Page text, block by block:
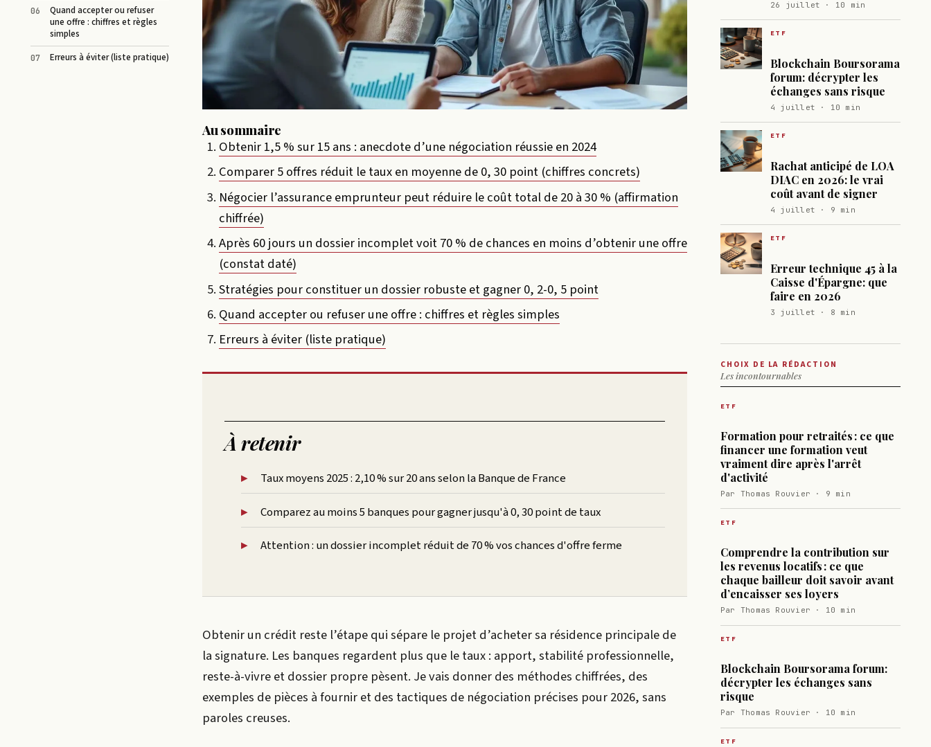
Quand accepter ou refuser
une offre : chiffres et règles
simples
Erreurs à éviter (liste pratique)
Au sommaire
Obtenir 1,5 % sur 15 ans : anecdote d’une négociation réussie en 2024
Comparer 5 offres réduit le taux en moyenne de 0, 30 point (chiffres concrets)
Négocier l’assurance emprunteur peut réduire le coût total de 20 à 30 % (affirmation
chiffrée)
Après 60 jours un dossier incomplet voit 70 % de chances en moins d’obtenir une offre
(constat daté)
Stratégies pour constituer un dossier robuste et gagner 0, 2-0, 5 point
Quand accepter ou refuser une offre : chiffres et règles simples
Erreurs à éviter (liste pratique)
À retenir
Taux moyens 2025 : 2,10 % sur 20 ans selon la Banque de France
Comparez au moins 5 banques pour gagner jusqu'à 0, 30 point de taux
Attention : un dossier incomplet réduit de 70 % vos chances d'offre ferme
Obtenir un crédit reste l’étape qui sépare le projet d’acheter sa résidence principale de
la signature. Les banques regardent plus que le taux : apport, stabilité professionnelle,
reste-à-vivre et dossier propre pèsent. Je vais donner des méthodes chiffrées, des
exemples de pièces à fournir et des tactiques de négociation précises pour 2026, sans
paroles creuses.
26 juillet · 10 min
ETF
Blockchain Boursorama
forum: décrypter les
échanges sans risque
4 juillet · 10 min
ETF
Rachat anticipé de LOA
DIAC en 2026: le vrai
coût avant de signer
4 juillet · 9 min
ETF
Erreur technique 45 à la
Caisse d'Épargne: que
faire en 2026
3 juillet · 8 min
CHOIX DE LA RÉDACTION
Les incontournables
ETF
Formation pour retraités : ce que
financer une formation veut
vraiment dire après l'arrêt
d'activité
Par Thomas Rouvier · 9 min
ETF
Comprendre la contribution sur
les revenus locatifs : ce que
chaque bailleur doit savoir avant
d’encaisser ses loyers
Par Thomas Rouvier · 10 min
ETF
Blockchain Boursorama forum:
décrypter les échanges sans
risque
Par Thomas Rouvier · 10 min
ETF